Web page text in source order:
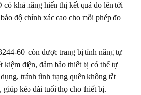
khả năng hiển thị kết quả đo lên tới
độ chính xác cao cho mỗi phép đo
60 còn được trang bị tính năng tự
kiệm điện, đảm bảo thiết bị có thể tự
tránh tình trạng quên không tắt
giúp kéo dài tuổi thọ cho thiết bị.